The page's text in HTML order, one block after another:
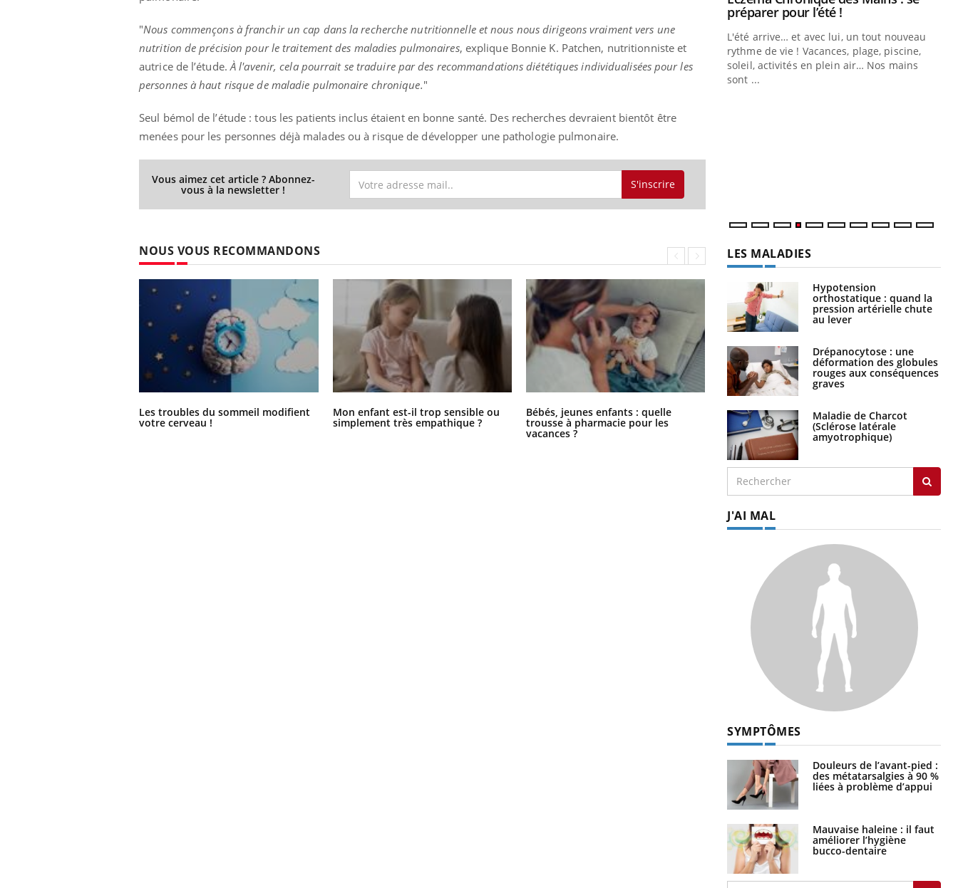
"Nous commençons à franchir un cap dans la recherche nutritionnelle et nous nous dirigeons vraiment vers une
nutrition de précision pour le traitement des maladies pulmonaires, explique Bonnie K. Patchen, nutritionniste et
autrice de l’étude.À l'avenir, cela pourrait se traduire par des recommandations diététiques individualisées pour les
personnes à haut risque de maladie pulmonaire chronique."
Seul bémol de l’étude : tous les patients inclus étaient en bonne santé. Des recherches devraient bientôt être
menées pour les personnes déjà malades ou à risque de développer une pathologie pulmonaire.
Vous aimez cet article ? Abonnez-
vous à la newsletter ! S'inscrire
NOUS VOUS RECOMMANDONS
Les troubles du sommeil modifient
votre cerveau !
Mon enfant est-il trop sensible ou
simplement très empathique ?
Bébés, jeunes enfants : quelle
trousse à pharmacie pour les
vacances ?
Syndrome métabolique : quels sont
les meilleurs exercices physiques ?
Il y a des sujets qui sont faciles à aborder...
d'autres non ! D'un côté, poser des
questions sur la maladie d'un proche c'est
Fatigue, irritabilité, brouillard mental ou
même alopécie… Les symptômes de la
carence en fer sont multiples ce qui la rend
...
En 2026, l'insuline dans le diabète de type 2
reste entourée d'idées reçues chez les
patients comme parfois chez les soignants.
préparer pour l’été !Youtube
L'été arrive… et avec lui, un tout nouveau
rythme de vie ! Vacances, plage, piscine,
soleil, activités en plein air… Nos mains
sont ...
LES MALADIES
Hypotension
orthostatique : quand la
pression artérielle chute
au lever
Drépanocytose : une
déformation des globules
rouges aux conséquences
graves
Maladie de Charcot
(Sclérose latérale
amyotrophique)
J'AI MAL
SYMPTÔMES
Douleurs de l’avant-pied :
des métatarsalgies à 90 %
liées à problème d’appui
Mauvaise haleine : il faut
améliorer l’hygiène
bucco-dentaire